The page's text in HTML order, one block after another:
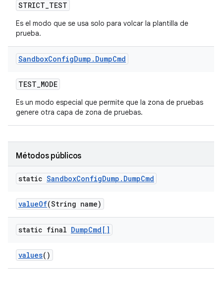
STRICT_TEST
Es el modo que se usa solo para volcar la plantilla de
prueba.
SandboxConfigDump . DumpCmd
TEST_MODE
Es un modo especial que permite que la zona de pruebas
genere otra capa de zona de pruebas.
Métodos públicos
static SandboxConfigDump . DumpCmd
valueOf(String name)
static final DumpCmd[]
values()